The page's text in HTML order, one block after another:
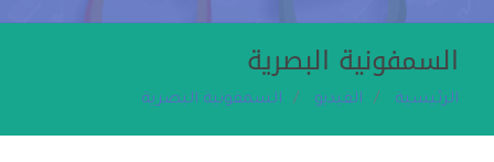
السمفونية البصرية
الرئيسية الفيديو السمفونية البصرية